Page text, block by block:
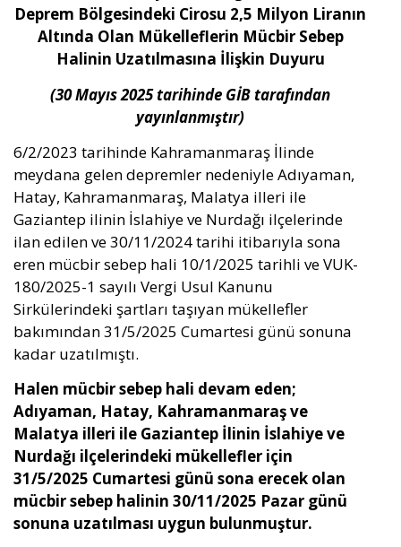
Deprem Bölgesindeki Cirosu 2,5 Milyon Liranın
Altında Olan Mükelleflerin Mücbir Sebep
Halinin Uzatılmasına İlişkin Duyuru
(30 Mayıs 2025 tarihinde GİB tarafından
yayınlanmıştır)
6/2/2023 tarihinde Kahramanmaraş İlinde
meydana gelen depremler nedeniyle Adıyaman,
Hatay, Kahramanmaraş, Malatya illeri ile
Gaziantep ilinin İslahiye ve Nurdağı ilçelerinde
ilan edilen ve 30/11/2024 tarihi itibarıyla sona
eren mücbir sebep hali 10/1/2025 tarihli ve VUK-
180/2025-1 sayılı Vergi Usul Kanunu
Sirkülerindeki şartları taşıyan mükellefler
bakımından 31/5/2025 Cumartesi günü sonuna
kadar uzatılmıştı.
Halen mücbir sebep hali devam eden;
Adıyaman, Hatay, Kahramanmaraş ve
Malatya illeri ile Gaziantep İlinin İslahiye ve
Nurdağı ilçelerindeki mükellefler için
31/5/2025 Cumartesi günü sona erecek olan
mücbir sebep halinin 30/11/2025 Pazar günü
sonuna uzatılması uygun bulunmuştur.